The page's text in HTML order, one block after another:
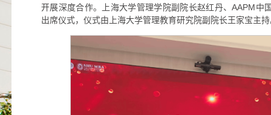
开展深度合作。上海大学管理学院副院长赵红丹、AAPM中
出席仪式，仪式由上海大学管理教育研究院副院长王家宝主